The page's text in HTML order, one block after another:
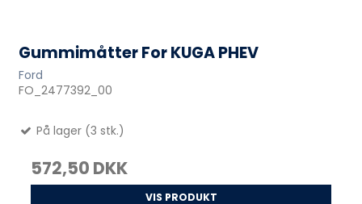
Gummimåtter For KUGA PHEV
Ford
FO_2477392_00
På lager (3 stk.)
572,50 DKK
VIS PRODUKT